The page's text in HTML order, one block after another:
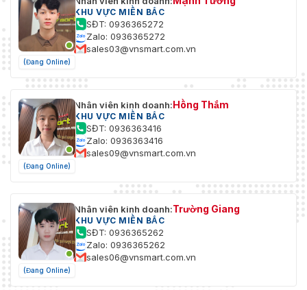
(Đang Online)
KHU VỰC MIỀN BẮC
SĐT: 0936365272
Zalo: 0936365272
sales03@vnsmart.com.vn
(Đang Online)
Nhân viên kinh doanh:Hồng Thắm
KHU VỰC MIỀN BẮC
SĐT: 0936363416
Zalo: 0936363416
sales09@vnsmart.com.vn
(Đang Online)
Nhân viên kinh doanh:Trường Giang
KHU VỰC MIỀN BẮC
SĐT: 0936365262
Zalo: 0936365262
sales06@vnsmart.com.vn